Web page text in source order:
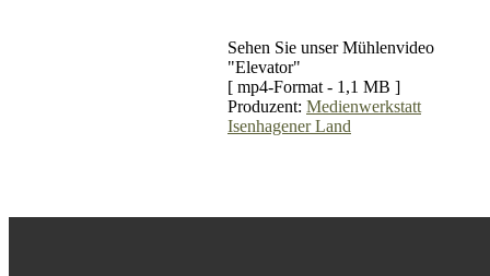
Sehen Sie unser Mühlenvideo
"Elevator"
[ mp4-Format - 1,1 MB ]
Produzent: Medienwerkstatt
Isenhagener Land